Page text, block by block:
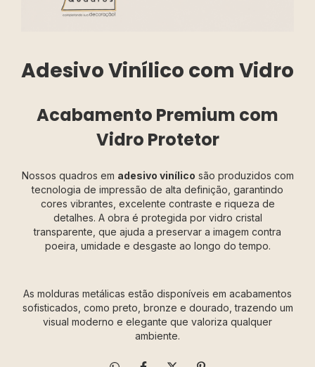
Adesivo Vinílico com Vidro
Acabamento Premium com
Vidro Protetor
Nossos quadros em adesivo vinílico são produzidos com
tecnologia de impressão de alta definição, garantindo
cores vibrantes, excelente contraste e riqueza de
detalhes. A obra é protegida por vidro cristal
transparente, que ajuda a preservar a imagem contra
poeira, umidade e desgaste ao longo do tempo.
As molduras metálicas estão disponíveis em acabamentos
sofisticados, como preto, bronze e dourado, trazendo um
visual moderno e elegante que valoriza qualquer
ambiente.